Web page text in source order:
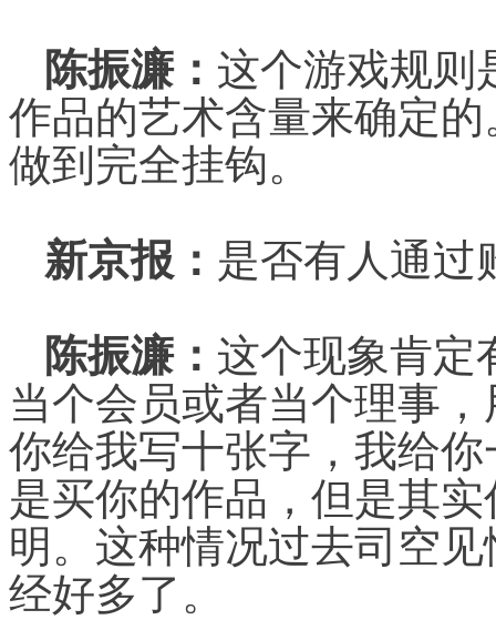
陈振濂： 这个游戏规则
作品的艺术含量来确定
做到完全挂钩。
新京报： 是否有人通过
陈振濂： 这个现象肯定
当个会员或者当个理事
你给我写十张字，我给
是买你的作品，但是其
明。这种情况过去司空
经好多了。